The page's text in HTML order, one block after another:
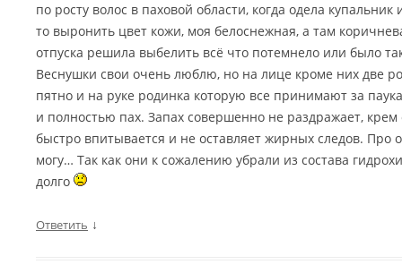
по росту волос в паховой области, когда одела
то выронить цвет кожи, моя белоснежная, а там
отпуска решила выбелить всё что потемнело или было
Веснушки свои очень люблю, но на лице кроме них две
пятно и на руке родинка которую все принимают за
и полностью пах. Запах совершенно не раздражает,
быстро впитывается и не оставляет жирных следов. Про
могу… Так как они к сожалению убрали из состава
долго
Ответить ↓